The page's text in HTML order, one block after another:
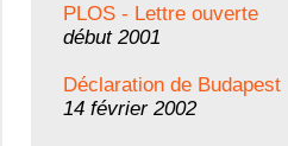
PLOS - Lettre ouverte
début 2001
Déclaration de Budapest
14 février 2002